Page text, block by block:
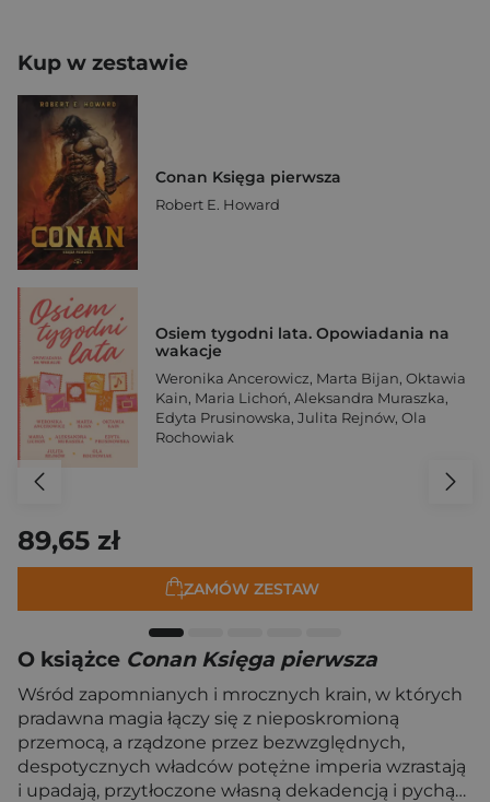
Kup w zestawie
Conan Księga pierwsza
Robert E. Howard
Osiem tygodni lata. Opowiadania na
wakacje
Weronika Ancerowicz, Marta Bijan, Oktawia
Kain, Maria Lichoń, Aleksandra Muraszka,
Edyta Prusinowska, Julita Rejnów, Ola
Rochowiak
89,65 zł
ZAMÓW ZESTAW
O książce Conan Księga pierwsza
Wśród zapomnianych i mrocznych krain, w których
pradawna magia łączy się z nieposkromioną
przemocą, a rządzone przez bezwzględnych,
despotycznych władców potężne imperia wzrastają
i upadają, przytłoczone własną dekadencją i pychą…